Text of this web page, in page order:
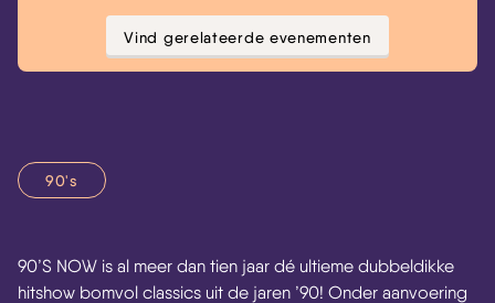
Vind gerelateerde evenementen
90's
90’S NOW is al meer dan tien jaar dé ultieme dubbeldikke
hitshow bomvol classics uit de jaren ’90! Onder aanvoering